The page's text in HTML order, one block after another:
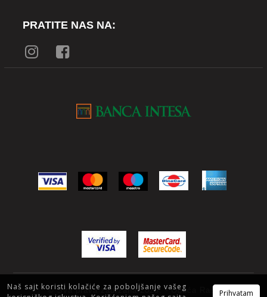
PRATITE NAS NA:
© Sva prava zadržana 2025. - Obuća RašaPrihvatam
Naš sajt koristi kolačiće za poboljšanje vašeg